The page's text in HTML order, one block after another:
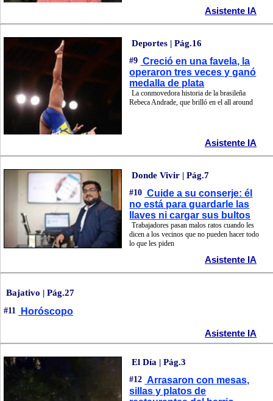
Asistente IA
Deportes | Pág.16
#9 Creció en una favela, la
operaron tres veces y ganó
medalla de plata
La conmovedora historia de la brasileña
Rebeca Andrade, que brilló en el all around
Asistente IA
Donde Vivir | Pág.7
#10 Cuide a su conserje: él
no está para guardarle las
llaves ni cargar sus bultos
Trabajadores pasan malos ratos cuando les
dicen a los vecinos que no pueden hacer todo
lo que les piden
Asistente IA
Bajativo | Pág.27
#11 Horóscopo
Asistente IA
El Día | Pág.3
#12 Arrasaron con mesas,
sillas y platos de